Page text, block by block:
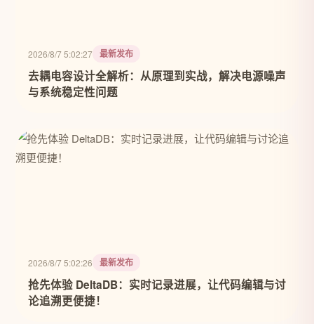
2026/8/7 5:02:27 最新发布
去耦电容设计全解析：从原理到实战，解决电源噪声
与系统稳定性问题
2026/8/7 5:02:26 最新发布
抢先体验 DeltaDB：实时记录进展，让代码编辑与讨
论追溯更便捷！